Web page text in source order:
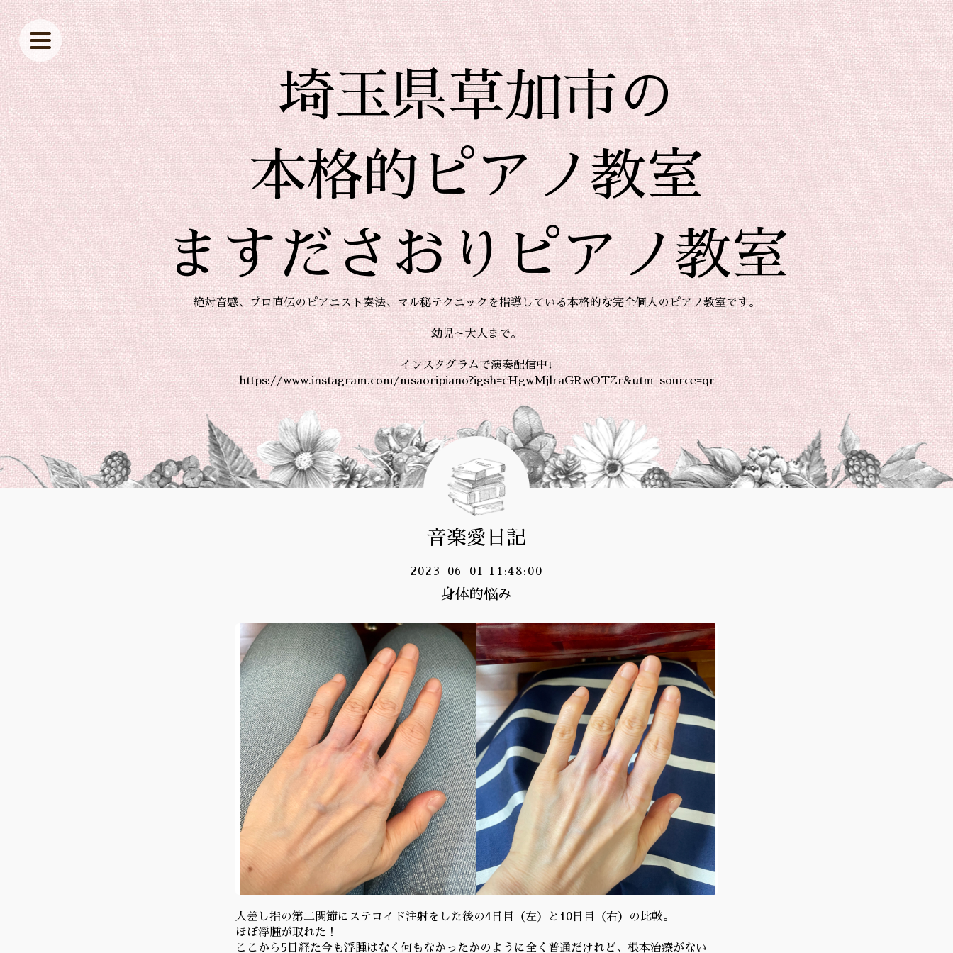
埼玉県草加市の
本格的ピアノ教室
ますださおりピアノ教室
絶対音感、プロ直伝のピアニスト奏法、マル秘テクニックを指導している本格的な完全個人のピアノ教室です。
幼児～大人まで。
インスタグラムで演奏配信中↓
https://www.instagram.com/msaoripiano?igsh=cHgwMjlraGRwOTZr&utm_source=qr
音楽愛日記
2023-06-01 11:48:00
身体的悩み
人差し指の第二関節にステロイド注射をした後の4日目（左）と10日目（右）の比較。
ほぼ浮腫が取れた！
ここから5日経た今も浮腫はなく何もなかったかのように全く普通だけれど、根本治療がない